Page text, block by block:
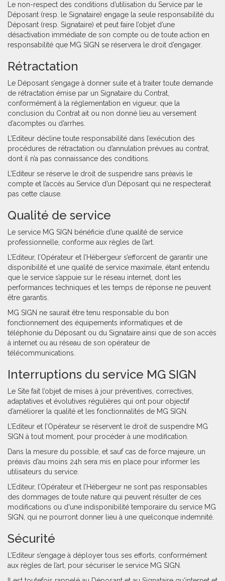
Le non-respect des conditions d’utilisation du Service par le
Déposant (resp. le Signataire) engage la seule responsabilité du
Déposant (resp. Signataire) et peut faire l’objet d’une
désactivation immédiate de son compte ou de toute action en
responsabilité que MG SIGN se réservera le droit d’engager.
Rétractation
Le Déposant s’engage à donner suite et à traiter toute demande
de rétractation émise par un Signataire du Contrat,
conformément à la réglementation en vigueur, que la
conclusion du Contrat ait ou non donné lieu au versement
d’acomptes ou d’arrhes.
L’Editeur décline toute responsabilité dans l’exécution des
procédures de rétractation ou d’annulation prévues au contrat,
dont il n’a pas connaissance des conditions.
L’Editeur se réserve le droit de suspendre sans préavis le
compte et l’accès au Service d’un Déposant qui ne respecterait
pas cette clause.
Qualité de service
Le service MG SIGN bénéficie d’une qualité de service
professionnelle, conforme aux règles de l’art.
L’Editeur, l’Opérateur et l’Hébergeur s’efforcent de garantir une
disponibilité et une qualité de service maximale, étant entendu
que le service s’appuie sur le réseau internet, dont les
performances techniques et les temps de réponse ne peuvent
être garantis.
MG SIGN ne saurait être tenu responsable du bon
fonctionnement des équipements informatiques et de
téléphonie du Déposant ou du Signataire ainsi que de son accès
à internet ou au réseau de son opérateur de
télécommunications.
Interruptions du service MG SIGN
Le Site fait l’objet de mises à jour préventives, correctives,
adaptatives et évolutives régulières qui ont pour objectif
d’améliorer la qualité et les fonctionnalités de MG SIGN.
L’Editeur et l’Opérateur se réservent le droit de suspendre MG
SIGN à tout moment, pour procéder à une modification.
Dans la mesure du possible, et sauf cas de force majeure, un
préavis d’au moins 24h sera mis en place pour informer les
utilisateurs du service.
L’Editeur, l’Opérateur et l’Hébergeur ne sont pas responsables
des dommages de toute nature qui peuvent résulter de ces
modifications ou d'une indisponibilité temporaire du service MG
SIGN, qui ne pourront donner lieu à une quelconque indemnité.
Sécurité
L’Editeur s’engage à déployer tous ses efforts, conformément
aux règles de l’art, pour sécuriser le service MG SIGN.